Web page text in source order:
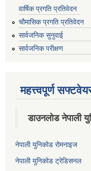
वार्षिक प्रगति प्रतिवेदन
चौमासिक प्रगति प्रतिवेदन
सार्वजनिक सुनुवाई
सार्वजनिक परीक्षण
महत्त्वपूर्ण
डाउनलोड नेपाली
नेपाली युनिकोड रोमनाइज
नेपाली युनिकोड ट्रेडिसनल